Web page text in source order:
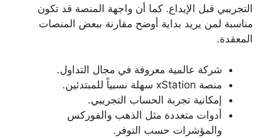
التجريبي قبل الإيداع. كما أن واجهة المنصة قد تكون
مناسبة لمن يريد بداية أوضح مقارنة ببعض المنصات
المعقدة.
شركة عالمية معروفة في مجال التداول.
منصة xStation سهلة نسبياً للمبتدئين.
إمكانية تجربة الحساب التجريبي.
أدوات متعددة مثل الذهب والفوركس
والمؤشرات حسب التوفر.